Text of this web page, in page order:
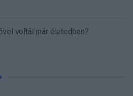
voltál már életedben?